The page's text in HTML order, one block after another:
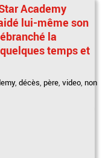
Academy
lui-même son
la
temps et
,décès, père,video, non